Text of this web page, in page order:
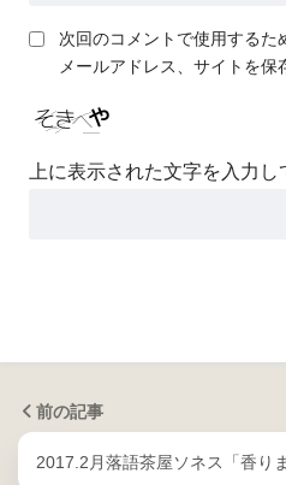
次回のコメントで使用するた
メールアドレス、サイトを保
上に表示された文字を入力し
前の記事
2017.2月落語茶屋ソネス「香り